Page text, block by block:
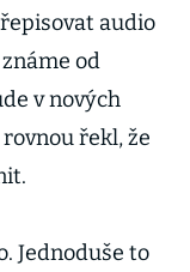
audio
od
v nových
řekl, že
Jednoduše to